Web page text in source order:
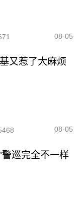
08-05
又惹了大麻烦
08-05
巡完全不一样